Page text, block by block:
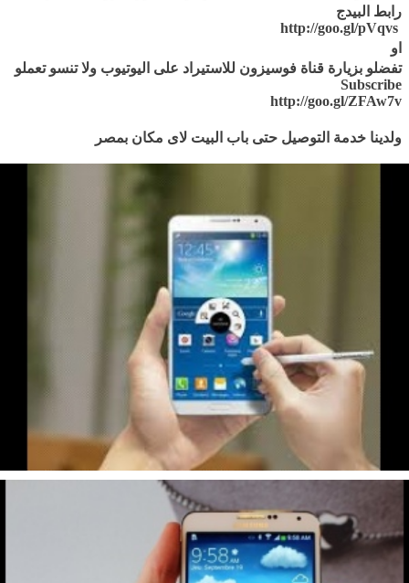
رابط البيدج
او
تفضلو بزيارة قناة فوسيزون للاستيراد على اليوتيوب ولا تنسو تعملو
Subscribe
http://goo.gl/ZFAw7v
ولدينا خدمة التوصيل حتى باب البيت لاى مكان بمصر